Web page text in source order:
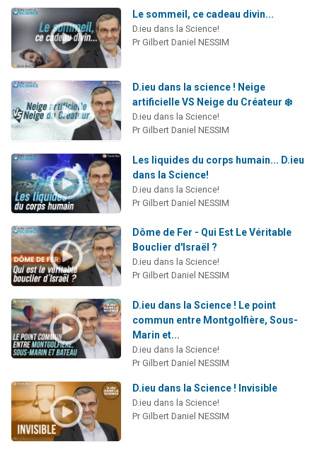
Le sommeil, ce cadeau divin...
D.ieu dans la Science!
Pr Gilbert Daniel NESSIM
D.ieu dans la science ! Neige
artificielle VS Neige du Créateur ❄️
D.ieu dans la Science!
Pr Gilbert Daniel NESSIM
Les liquides du corps humain... D.ieu
dans la Science!
D.ieu dans la Science!
Pr Gilbert Daniel NESSIM
Dôme de Fer - Qui Est Le Véritable
Bouclier d'Israël ?
D.ieu dans la Science!
Pr Gilbert Daniel NESSIM
D.ieu dans la Science ! Le point
commun entre Montgolfière, Sous-
Marin et...
D.ieu dans la Science!
Pr Gilbert Daniel NESSIM
D.ieu dans la Science ! Invisible
D.ieu dans la Science!
Pr Gilbert Daniel NESSIM